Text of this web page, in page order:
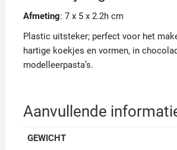
Afmeting: 7 x 5 x 2.2h cm
Plastic uitsteker; perfect voor het
hartige koekjes en vormen, in
modelleerpasta’s.
Aanvullende
GEWICHT